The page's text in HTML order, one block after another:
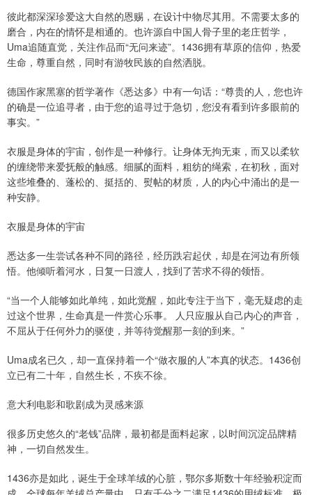
彼此都深深珍爱这大自然的恩赐，在设计中物尽其用。不需要太多的
磨合，内在的情怀是相通的。也许源自中国人骨子里的老庄哲学，
Uma追随直觉，关注作品而“无问来迹”。1436拥有草原的信仰，热爱
生命，尊重自然，同时有游牧民族的自然洒脱。
德国作家黑塞的哲学著作《悉达多》中有一句话：“尊贵的人，您也许
的确是一位追寻者，由于您的追寻过于急切，您没有看到许多眼前的
事实。”
衣服是身体的宇宙，创作是一种修行。让身体无拘无束，而又以柔软
的缠绕带来爱抚般的触感。细腻的面料，粗纺的绳索，在初秋，面对
这些堆叠的、蓬松的、挺括的、熨帖的材质，人的内心中涌出的是一
种安静。
衣服是身体的宇宙
悉达多一生尝试各种不同的路径，经历跌宕起伏，却是在河边有所领
悟。他倾听着河水，日复一日渡人，找到了苦求不得的领悟。
“当一个人能够如此单纯，如此觉醒，如此专注于当下，毫无疑虑的走
过这个世界，生命真是一件赏心乐事。 人只应服从自己内心的声音，
不屈从于任何外力的驱使，并等待觉醒那一刻的到来。”
Uma成名已久，却一直保持着一个“做衣服的人”本真的状态。1436创
立已有二十年，自然生长，不疾不徐。
意大利电影和歌剧成为灵感来源
很多历史悠久的“老钱”品牌，最初都是面料起家，以时间沉淀品牌精
神，一切自然发生。
1436亦是如此，诞生于全球羊绒的心脏，鄂尔多斯数十年经验积淀而